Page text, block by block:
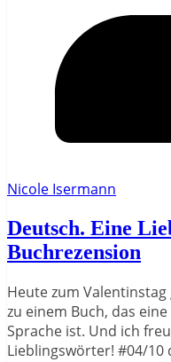
Nicole Isermann
Deutsch. Eine
Buchrezension
Heute zum
zu einem Buch, das
Sprache ist. Und ich
Lieblingswörter! #04/10